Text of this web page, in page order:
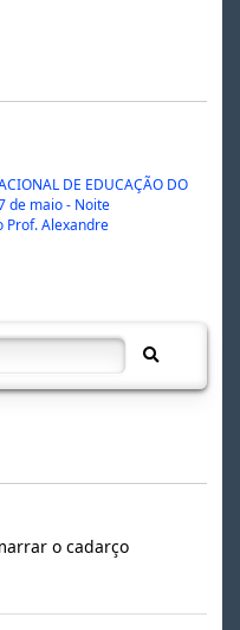
DE EDUCAÇÃO DO
de maio - Noite
Prof. Alexandre
o cadarço